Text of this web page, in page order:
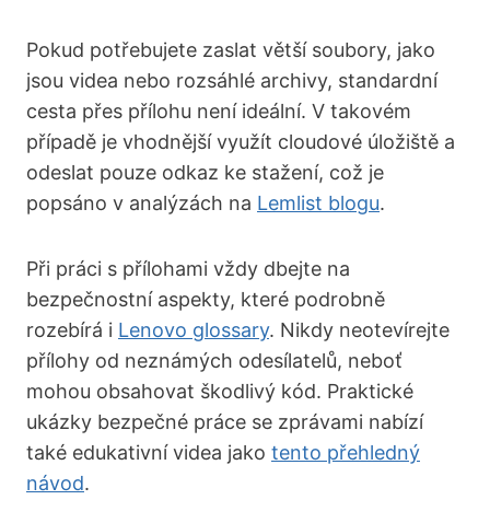
Pokud potřebujete zaslat větší soubory, jako
jsou videa nebo rozsáhlé archivy, standardní
cesta přes přílohu není ideální. V takovém
případě je vhodnější využít cloudové úložiště a
odeslat pouze odkaz ke stažení, což je
popsáno v analýzách na Lemlist blogu.
Při práci s přílohami vždy dbejte na
bezpečnostní aspekty, které podrobně
rozebírá i Lenovo glossary. Nikdy neotevírejte
přílohy od neznámých odesílatelů, neboť
mohou obsahovat škodlivý kód. Praktické
ukázky bezpečné práce se zprávami nabízí
také edukativní videa jako tento přehledný
návod.